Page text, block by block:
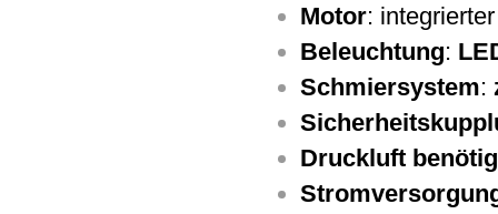
Motor:
Beleuchtung:
Schmiersystem:
Druckluft